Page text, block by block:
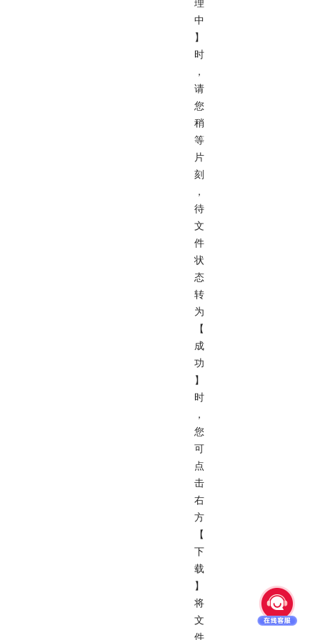
理
中
】
时
，
请
您
稍
等
片
刻
，
待
文
件
状
态
转
为
【
成
功
】
时
，
您
可
点
击
右
方
【
下
载
】
将
文
件